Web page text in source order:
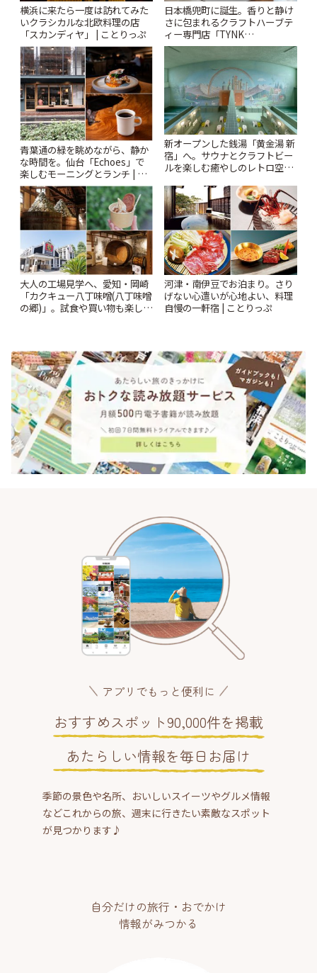
横浜に来たら一度は訪れてみた
いクラシカルな北欧料理の店
「スカンディヤ」 | ことりっぷ
日本橋兜町に誕生。香りと静け
さに包まれるクラフトハーブテ
ィー専門店「TYNK
Kabutocho」 | ことりっぷ
青葉通の緑を眺めながら、静か
な時間を。仙台「Echoes」で
楽しむモーニングとランチ | こ
とりっぷ
新オープンした銭湯「黄金湯 新
宿」へ。サウナとクラフトビー
ルを楽しむ癒やしのレトロ空間
大人の工場見学へ、愛知・岡崎
「カクキュー八丁味噌(八丁味噌
の郷)」。試食や買い物も楽しみ
河津・南伊豆でお泊まり。さり
げない心遣いが心地よい、料理
自慢の一軒宿 | ことりっぷ
アプリでもっと便利に
おすすめスポット90,000件を掲載
あたらしい情報を毎日お届け
季節の景色や名所、おいしいスイーツやグルメ情報
などこれからの旅、週末に行きたい素敵なスポット
が見つかります♪
自分だけの旅行・おでかけ
情報がみつかる